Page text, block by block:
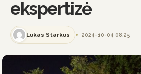
ekspertizė
Lukas Starkus 2024-10-04 08:25